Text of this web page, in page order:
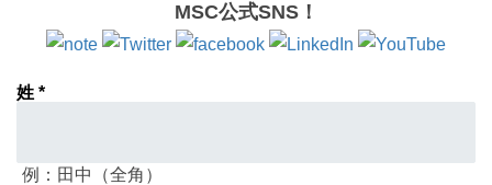
MSC公式SNS！
姓 *
例：田中（全角）